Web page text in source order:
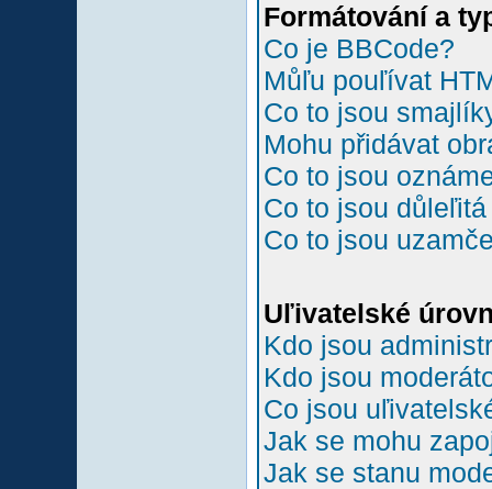
Formátování a
Co je BBCode?
Můľu pouľívat
Co to jsou
Mohu přidávat
Co to jsou
Co to jsou
Co to jsou
Uľivatelské
Kdo jsou
Kdo jsou
Co jsou
Jak se mohu
Jak se stanu